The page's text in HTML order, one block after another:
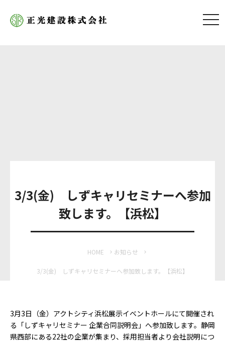
3/3(金) しずキャリセミナーへ参加
致します。【浜松】
HOME お知らせ
3/3(金) しずキャリセミナーへ参加致します。【浜松】
3月3日（金）アクトシティ浜松展示イベントホールにて開催され
る「しずキャリセミナー 企業合同説明会」へ参加致します。静岡
県西部にある22社の企業が集まり、採用担当者より会社説明につ